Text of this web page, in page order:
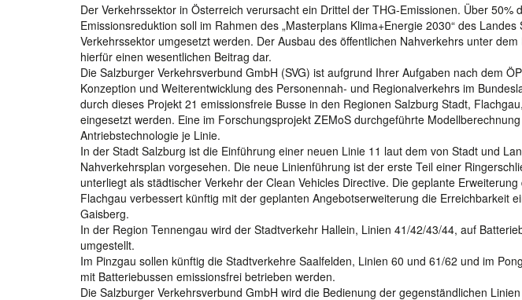
Der Verkehrssektor in Österreich verursacht ein Drittel der THG-Emissionen. Über 50%
Emissionsreduktion soll im Rahmen des „Masterplans Klima+Energie 2030“ des
Verkehrssektor umgesetzt werden. Der Ausbau des öffentlichen Nahverkehrs unter
hierfür einen wesentlichen Beitrag dar.
Die Salzburger Verkehrsverbund GmbH (SVG) ist aufgrund Ihrer Aufgaben nach dem
Konzeption und Weiterentwicklung des Personennah- und Regionalverkehrs im
durch dieses Projekt 21 emissionsfreie Busse in den Regionen Salzburg Stadt,
eingesetzt werden. Eine im Forschungsprojekt ZEMoS durchgeführte
Antriebstechnologie je Linie.
In der Stadt Salzburg ist die Einführung einer neuen Linie 11 laut dem von Stadt und
Nahverkehrsplan vorgesehen. Die neue Linienführung ist der erste Teil einer
unterliegt als städtischer Verkehr der Clean Vehicles Directive. Die geplante
Flachgau verbessert künftig mit der geplanten Angebotserweiterung die Erreichbarkeit
Gaisberg.
In der Region Tennengau wird der Stadtverkehr Hallein, Linien 41/42/43/44, auf
umgestellt.
Im Pinzgau sollen künftig die Stadtverkehre Saalfelden, Linien 60 und 61/62 und im
mit Batteriebussen emissionsfrei betrieben werden.
Die Salzburger Verkehrsverbund GmbH wird die Bedienung der gegenständlichen